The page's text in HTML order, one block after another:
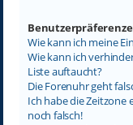
Wie kann ich meine
Wie kann ich
Liste auftaucht?
Die Forenuhr geht
Ich habe die Zeitzone
noch falsch!